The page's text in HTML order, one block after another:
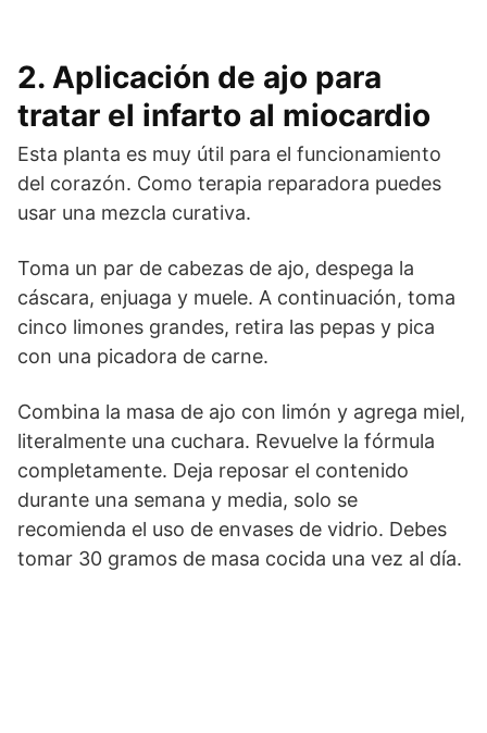
2. Aplicación de ajo para
tratar el infarto al miocardio
Esta planta es muy útil para el funcionamiento
del corazón. Como terapia reparadora puedes
usar una mezcla curativa.
Toma un par de cabezas de ajo, despega la
cáscara, enjuaga y muele. A continuación, toma
cinco limones grandes, retira las pepas y pica
con una picadora de carne.
Combina la masa de ajo con limón y agrega miel,
literalmente una cuchara. Revuelve la fórmula
completamente. Deja reposar el contenido
durante una semana y media, solo se
recomienda el uso de envases de vidrio. Debes
tomar 30 gramos de masa cocida una vez al día.